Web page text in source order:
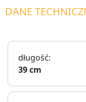
DANE
długość:
39 cm